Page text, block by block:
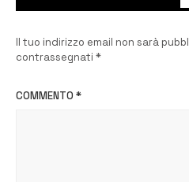
Il tuo indirizzo email non sarà
contrassegnati *
COMMENTO *